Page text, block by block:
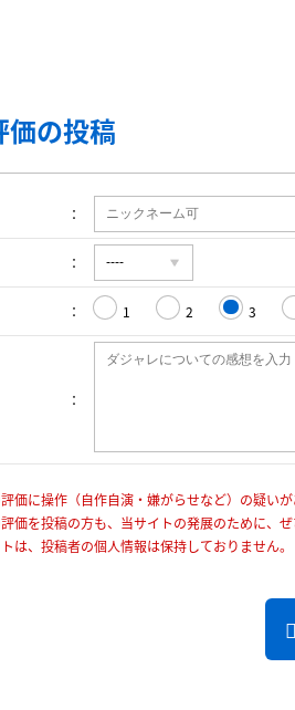
価の投稿
1 2 3
価に操作（自作自演・嫌がらせなど）の疑い
価を投稿の方も、当サイトの発展のために、ぜ
は、投稿者の個人情報は保持しておりません。